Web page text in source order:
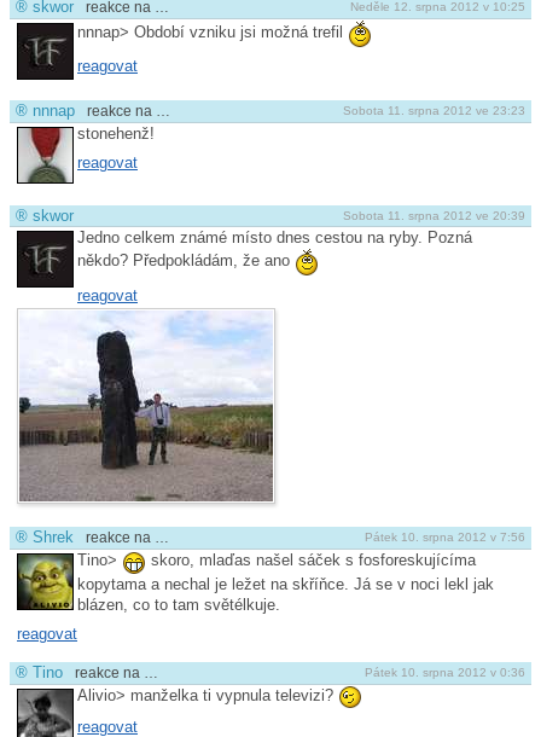
Neděle 12. srpna 2012 v 10:25
® skwor reakce na …
nnnap> Období vzniku jsi možná trefil
reagovat
Sobota 11. srpna 2012 ve 23:23
® nnnap reakce na …
stonehenž!
reagovat
Sobota 11. srpna 2012 ve 20:39
® skwor
Jedno celkem známé místo dnes cestou na ryby. Pozná
někdo? Předpokládám, že ano
reagovat
Pátek 10. srpna 2012 v 7:56
® Shrek reakce na …
Tino>
skoro, mlaďas našel sáček s fosforeskujícíma
kopytama a nechal je ležet na skříňce. Já se v noci lekl jak
blázen, co to tam světélkuje.
reagovat
Pátek 10. srpna 2012 v 0:36
® Tino reakce na …
Alivio> manželka ti vypnula televizi?
reagovat